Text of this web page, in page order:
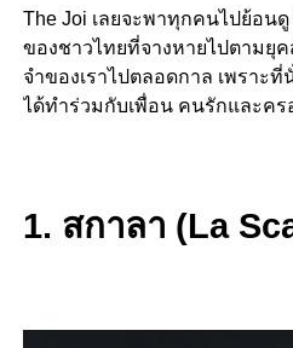
The Joi เลยจะพาทุกคนไปย้อน
ของชาวไทยที่จางหายไปตามยุ
จำของเราไปตลอดกาล เพราะ
ได้ทำร่วมกับเพื่อน คนรักและคร
1. สกาลา (La